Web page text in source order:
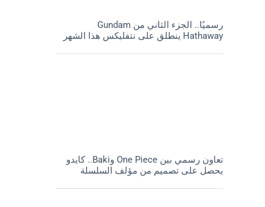
رسميًا.. الجزء الثاني من Gundam
Hathaway ينطلق على نتفليكس هذا الشهر
تعاون رسمي بين One Piece وBaki.. كايدو
يحصل على تصميم من مؤلف السلسلة